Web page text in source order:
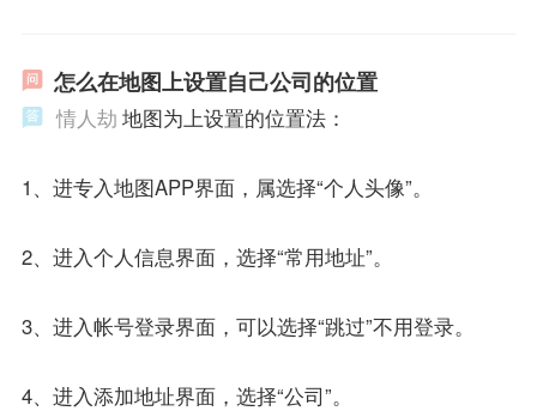
怎么在地图上设置自己公司的位置
情人劫 地图为上设置的位置法：
1、进专入地图APP界面，属选择“个人头像”。
2、进入个人信息界面，选择“常用地址”。
3、进入帐号登录界面，可以选择“跳过”不用登录。
4、进入添加地址界面，选择“公司”。